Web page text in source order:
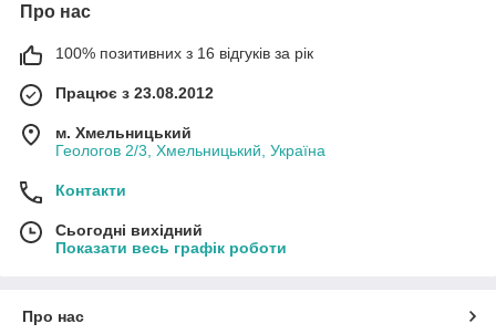
Про нас
100% позитивних з 16 відгуків за рік
Працює з 23.08.2012
м. Хмельницький
Геологов 2/3, Хмельницький, Україна
Контакти
Сьогодні вихідний
Показати весь графік роботи
Про нас